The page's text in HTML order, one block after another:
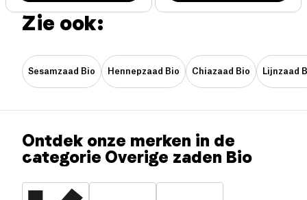
Zie ook:
Sesamzaad Bio Hennepzaad Bio Chiazaad Bio Lijnzaad
Ontdek onze merken in de
categorie Overige zaden Bio